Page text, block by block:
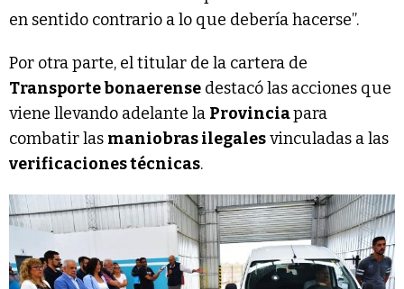
en sentido contrario a lo que debería hacerse”.
Por otra parte, el titular de la cartera de
Transporte bonaerense destacó las acciones que
viene llevando adelante la Provinciapara
combatir las maniobras ilegalesvinculadas a las
verificaciones técnicas.